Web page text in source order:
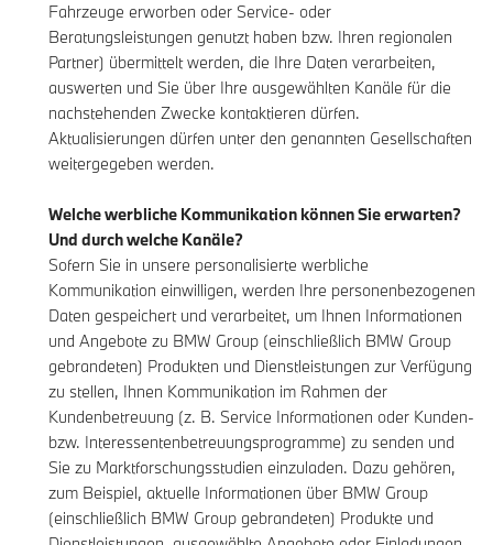
Fahrzeuge erworben oder Service- oder
Beratungsleistungen genutzt haben bzw. Ihren regionalen
Partner) übermittelt werden, die Ihre Daten verarbeiten,
auswerten und Sie über Ihre ausgewählten Kanäle für die
nachstehenden Zwecke kontaktieren dürfen.
Aktualisierungen dürfen unter den genannten Gesellschaften
weitergegeben werden.
Welche werbliche Kommunikation können Sie erwarten?
Und durch welche Kanäle?
Sofern Sie in unsere personalisierte werbliche
Kommunikation einwilligen, werden Ihre personenbezogenen
Daten gespeichert und verarbeitet, um Ihnen Informationen
und Angebote zu BMW Group (einschließlich BMW Group
gebrandeten) Produkten und Dienstleistungen zur Verfügung
zu stellen, Ihnen Kommunikation im Rahmen der
Kundenbetreuung (z. B. Service Informationen oder Kunden-
bzw. Interessentenbetreuungsprogramme) zu senden und
Sie zu Marktforschungsstudien einzuladen. Dazu gehören,
zum Beispiel, aktuelle Informationen über BMW Group
(einschließlich BMW Group gebrandeten) Produkte und